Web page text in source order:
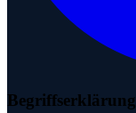
Begriffserklärung